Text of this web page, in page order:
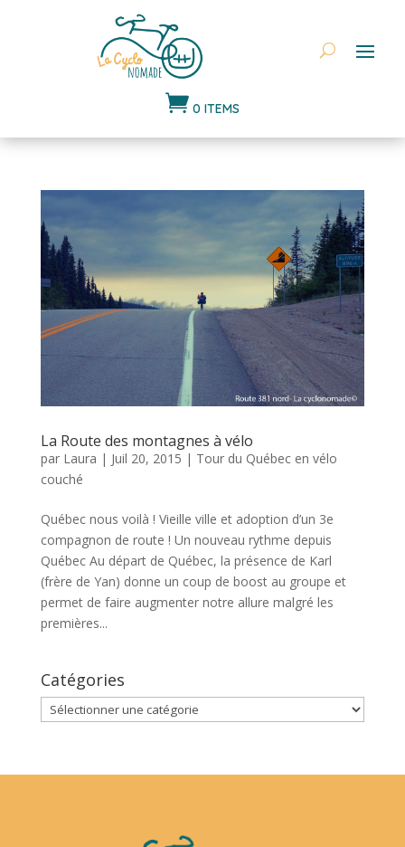
 0 ITEMS
La Route des montagnes à vélo
par Laura | Juil 20, 2015 | Tour du Québec en vélo
couché
Québec nous voilà ! Vieille ville et adoption d’un 3e
compagnon de route ! Un nouveau rythme depuis
Québec Au départ de Québec, la présence de Karl
(frère de Yan) donne un coup de boost au groupe et
permet de faire augmenter notre allure malgré les
premières...
Catégories
Catégories